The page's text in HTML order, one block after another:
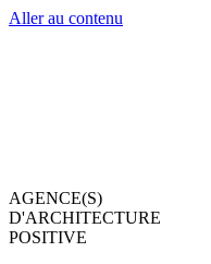
Aller au contenu
AGENCE(S)
D'ARCHITECTURE
POSITIVE